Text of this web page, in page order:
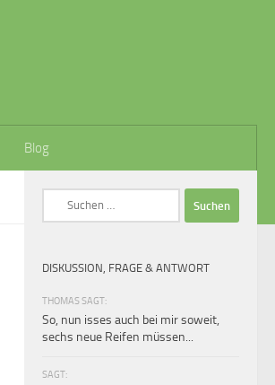
Blog
DISKUSSION, FRAGE & ANTWORT
THOMAS SAGT:
So, nun isses auch bei mir soweit,
sechs neue Reifen müssen...
SAGT: